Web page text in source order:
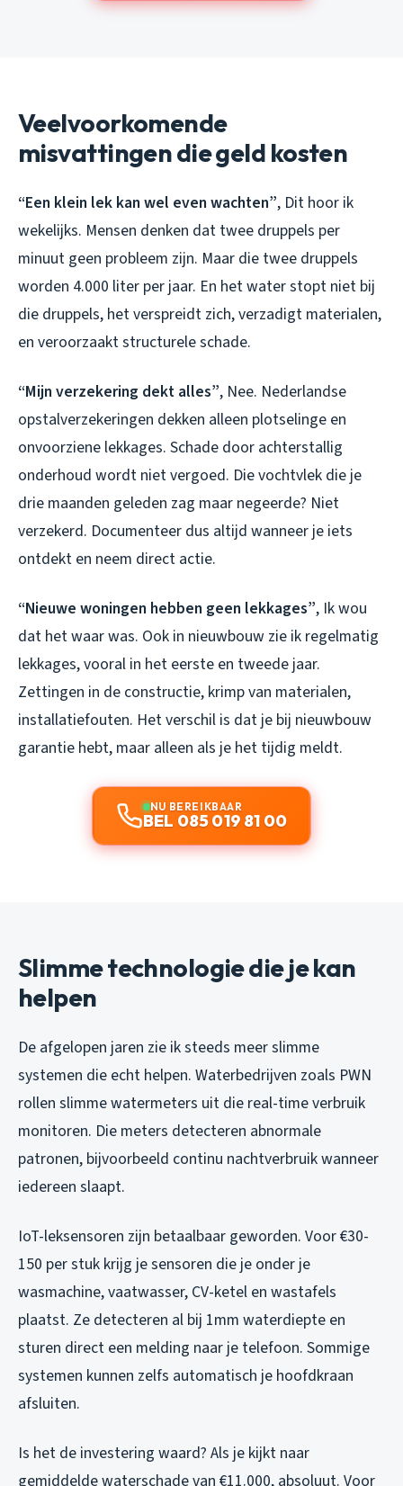
Veelvoorkomende
misvattingen die geld kosten
“Een klein lek kan wel even wachten”, Dit hoor ik
wekelijks. Mensen denken dat twee druppels per
minuut geen probleem zijn. Maar die twee druppels
worden 4.000 liter per jaar. En het water stopt niet bij
die druppels, het verspreidt zich, verzadigt materialen,
en veroorzaakt structurele schade.
“Mijn verzekering dekt alles”, Nee. Nederlandse
opstalverzekeringen dekken alleen plotselinge en
onvoorziene lekkages. Schade door achterstallig
onderhoud wordt niet vergoed. Die vochtvlek die je
drie maanden geleden zag maar negeerde? Niet
verzekerd. Documenteer dus altijd wanneer je iets
ontdekt en neem direct actie.
“Nieuwe woningen hebben geen lekkages”, Ik wou
dat het waar was. Ook in nieuwbouw zie ik regelmatig
lekkages, vooral in het eerste en tweede jaar.
Zettingen in de constructie, krimp van materialen,
installatiefouten. Het verschil is dat je bij nieuwbouw
garantie hebt, maar alleen als je het tijdig meldt.
NU BEREIKBAAR
BEL 085 019 81 00
Slimme technologie die je kan
helpen
De afgelopen jaren zie ik steeds meer slimme
systemen die echt helpen. Waterbedrijven zoals PWN
rollen slimme watermeters uit die real-time verbruik
monitoren. Die meters detecteren abnormale
patronen, bijvoorbeeld continu nachtverbruik wanneer
iedereen slaapt.
IoT-leksensoren zijn betaalbaar geworden. Voor €30-
150 per stuk krijg je sensoren die je onder je
wasmachine, vaatwasser, CV-ketel en wastafels
plaatst. Ze detecteren al bij 1mm waterdiepte en
sturen direct een melding naar je telefoon. Sommige
systemen kunnen zelfs automatisch je hoofdkraan
afsluiten.
Is het de investering waard? Als je kijkt naar
gemiddelde waterschade van €11.000, absoluut. Voor